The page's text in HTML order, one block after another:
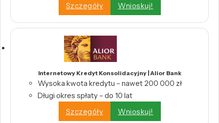
Szczegóły
Wnioskuj!
Internetowy Kredyt Konsolidacyjny | Alior Bank
Wysoka kwota kredytu – nawet 200 000 zł
Długi okres spłaty – do 10 lat
Szczegóły
Wnioskuj!